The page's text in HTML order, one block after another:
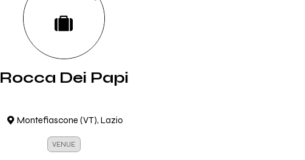
Rocca Dei Papi
Montefiascone (VT), Lazio
VENUE